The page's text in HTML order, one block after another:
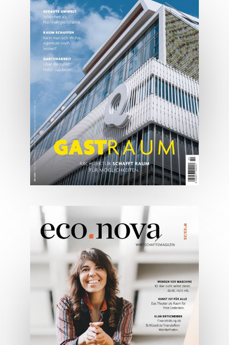
Tirols Top 500 - Juli/August
2026
JETZT BESTELLEN
ONLINE LESEN
05/2026
Spezial: Architektur &
Lifestyle Mai 2026
JETZT BESTELLEN